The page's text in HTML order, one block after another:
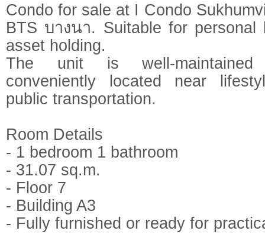
Condo for sale at I Condo
BTS บางนา. Suitable for personal
asset holding.
The unit is well-maintained
conveniently located near
public transportation.
Room Details
- 1 bedroom 1 bathroom
- 31.07 sq.m.
- Floor 7
- Building A3
- Fully furnished or ready for